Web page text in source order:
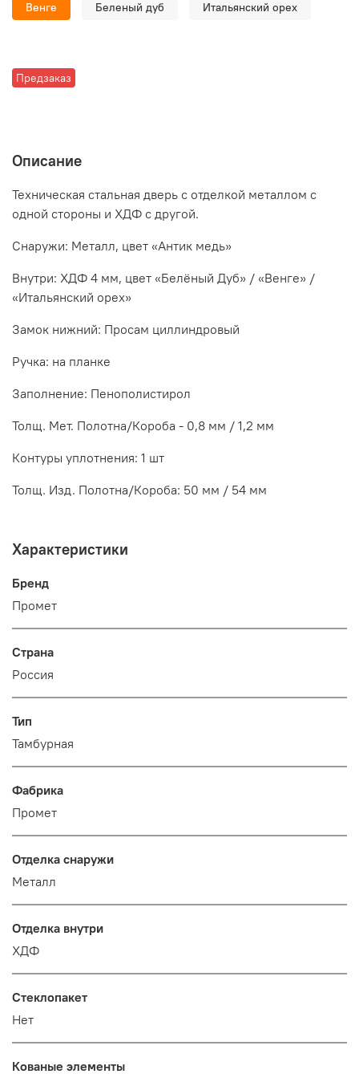
Предзаказ
Венге Беленый дуб Итальянский орех
Описание
Техническая стальная дверь с отделкой металлом с
одной стороны и ХДФ с другой.
Снаружи: Металл, цвет «Антик медь»
Внутри: ХДФ 4 мм, цвет «Белёный Дуб» / «Венге» /
«Итальянский орех»
Замок нижний: Просам циллиндровый
Ручка: на планке
Заполнение: Пенополистирол
Толщ. Мет. Полотна/Короба - 0,8 мм / 1,2 мм
Контуры уплотнения: 1 шт
Толщ. Изд. Полотна/Короба: 50 мм / 54 мм
Характеристики
Бренд
Промет
Страна
Россия
Тип
Тамбурная
Фабрика
Промет
Отделка снаружи
Металл
Отделка внутри
ХДФ
Стеклопакет
Нет
Кованые элементы